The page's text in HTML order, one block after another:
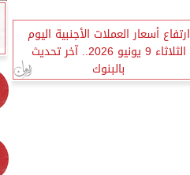
ارتفاع أسعار العملات الأجنبية اليوم
الثلاثاء 9 يونيو 2026.. آخر تحديث
بالبنوك